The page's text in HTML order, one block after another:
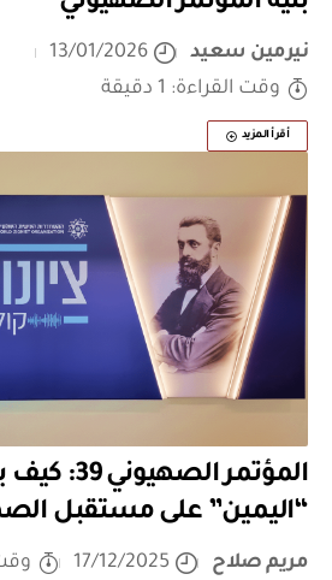
نيرمين سعيد
13/01/2026
وقت القراءة: 1 دقيقة
أقرأ المزيد
المؤتمر
“اليمين” على مستقبل
مريم صلاح 17/12/2025 وقت